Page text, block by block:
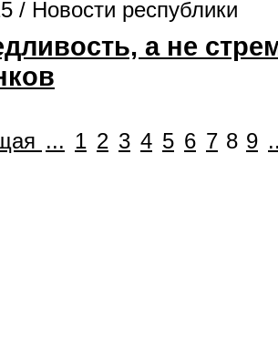
/ Новости республики
а не
... 1 2 3 4 5 6 7 8 9